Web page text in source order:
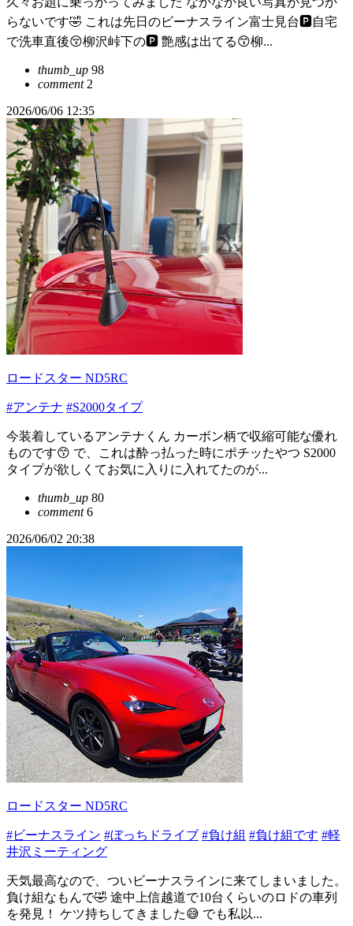
らないです🤣 これは先日のビーナスライン富士見台🅿️自宅
で洗車直後😚柳沢峠下の🅿️ 艶感は出てる😙柳...
thumb_up 98
comment2
2026/06/06 12:35
ロードスター ND5RC
#アンテナ #S2000タイプ
今装着しているアンテナくん カーボン柄で収縮可能な優れ
ものです😙 で、これは酔っ払った時にポチッたやつ S2000
タイプが欲しくてお気に入りに入れてたのが...
thumb_up 80
comment6
2026/06/02 20:38
ロードスター ND5RC
#ビーナスライン #ぼっちドライブ #負け組 #負け組です #軽
井沢ミーティング
天気最高なので、ついビーナスラインに来てしまいました。
負け組なもんで🤣 途中上信越道で10台くらいのロドの車列
を発見！ ケツ持ちしてきました😅 でも私以...